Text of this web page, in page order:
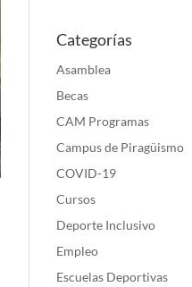
Categorías
Asamblea
Becas
CAM Programas
Campus de Piragüismo
COVID-19
Cursos
Deporte Inclusivo
Empleo
Escuelas Deportivas